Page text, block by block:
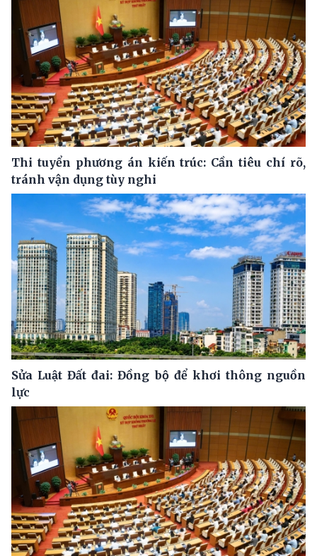
Thi tuyển phương án kiến trúc: Cần tiêu chí rõ,
tránh vận dụng tùy nghi
Sửa Luật Đất đai: Đồng bộ để khơi thông nguồn
lực